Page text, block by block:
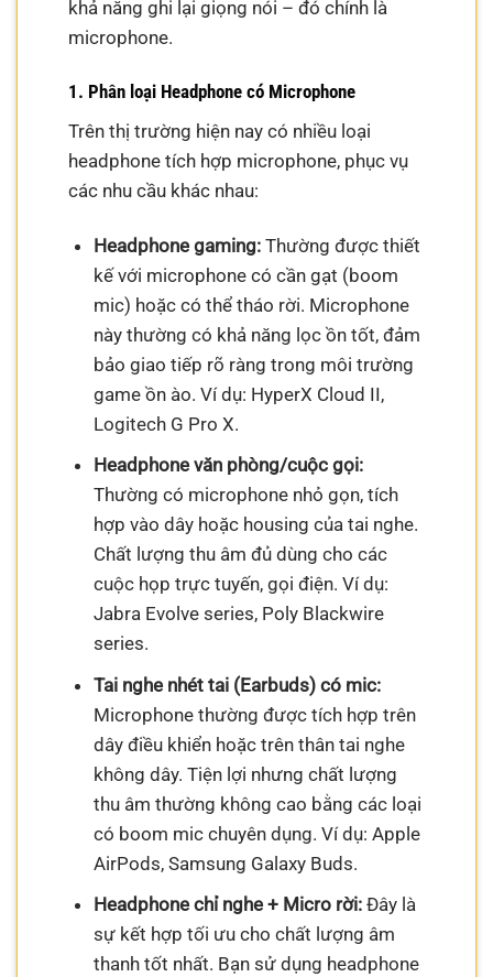
khả năng ghi lại giọng nói – đó chính là
microphone.
1. Phân loại Headphone có Microphone
Trên thị trường hiện nay có nhiều loại
headphone tích hợp microphone, phục vụ
các nhu cầu khác nhau:
Headphone gaming:Thường được thiết
kế với microphone có cần gạt (boom
mic) hoặc có thể tháo rời. Microphone
này thường có khả năng lọc ồn tốt, đảm
bảo giao tiếp rõ ràng trong môi trường
game ồn ào. Ví dụ: HyperX Cloud II,
Logitech G Pro X.
Headphone văn phòng/cuộc gọi:
Thường có microphone nhỏ gọn, tích
hợp vào dây hoặc housing của tai nghe.
Chất lượng thu âm đủ dùng cho các
cuộc họp trực tuyến, gọi điện. Ví dụ:
Jabra Evolve series, Poly Blackwire
series.
Tai nghe nhét tai (Earbuds) có mic:
Microphone thường được tích hợp trên
dây điều khiển hoặc trên thân tai nghe
không dây. Tiện lợi nhưng chất lượng
thu âm thường không cao bằng các loại
có boom mic chuyên dụng. Ví dụ: Apple
AirPods, Samsung Galaxy Buds.
Headphone chỉ nghe + Micro rời:Đây là
sự kết hợp tối ưu cho chất lượng âm
thanh tốt nhất. Bạn sử dụng headphone